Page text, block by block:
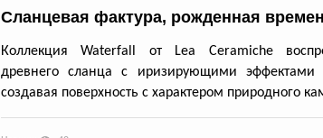
Сланцевая фактура, рожденная
Коллекция Waterfall от Lea Ceramiche
древнего сланца с иризирующими эффектами
создавая поверхность с характером природного